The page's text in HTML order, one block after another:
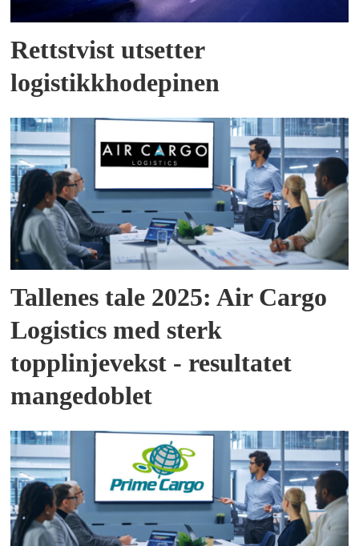
Rettstvist utsetter
logistikkhodepinen
Tallenes tale 2025: Air Cargo
Logistics med sterk
topplinjevekst - resultatet
mangedoblet